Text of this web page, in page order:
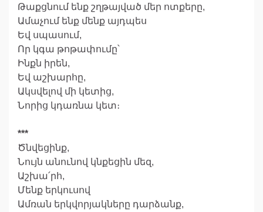
Թաքցնում ենք շղթայված մեր ոտքերը,
Ամաչում ենք մենք այդպես
Եվ սպասում,
Որ կգա թոթափումը՝
Ինքն իրեն,
Եվ աշխարհը,
Ակսվելով մի կետից,
Նորից կդառնա կետ։
***
Ծնվեցինք,
Նույն անունով կնքեցին մեզ,
Աշխա՛րհ,
Մենք երկուսով
Ամռան երկվորյակները դարձանք,